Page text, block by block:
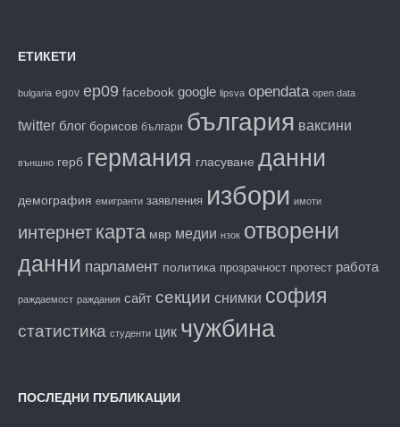
ЕТИКЕТИ
bulgaria egov ep09 facebook google lipsva opendata open data
twitter блог борисов българи българия ваксини
външно герб германия гласуване данни
демография емигранти заявления избори имоти
интернет карта мвр медии нзок отворени
данни парламент политика прозрачност протест работа
раждаемост раждания сайт секции снимки софия
статистика студенти цик чужбина
ПОСЛЕДНИ ПУБЛИКАЦИИ